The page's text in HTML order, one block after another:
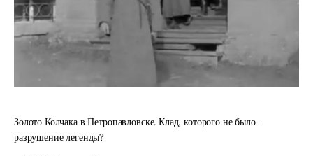
Золото Колчака в Петропавловске. Клад, которого не было -
разрушение легенды?